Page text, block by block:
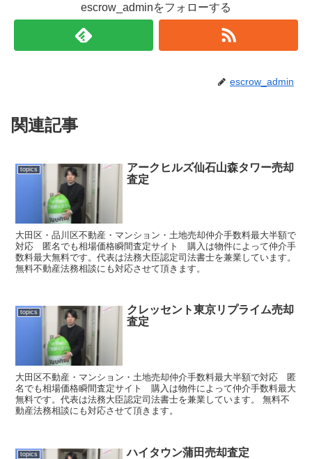
escrow_adminをフォローする
escrow_admin
関連記事
topics
アークヒルズ仙石山森タワー売却
査定
大田区・品川区不動産・マンション・土地売却仲介手数料最大半額で
対応 匿名でも相場価格瞬間査定サイト 購入は物件によって仲介手
数料最大無料です。代表は法務大臣認定司法書士を兼業しています。
無料不動産法務相談にも対応させて頂きます。
topics
クレッセント東京リプライム売却
査定
大田区不動産・マンション・土地売却仲介手数料最大半額で対応 匿
名でも相場価格瞬間査定サイト 購入は物件によって仲介手数料最大
無料です。代表は法務大臣認定司法書士を兼業しています。 無料不
動産法務相談にも対応させて頂きます。
topics ハイタウン蒲田売却査定